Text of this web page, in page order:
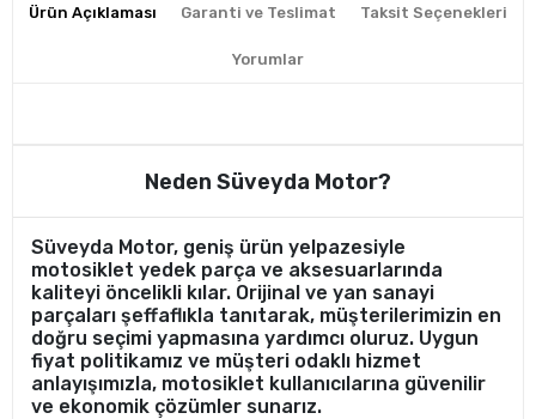
Ürün Açıklaması Garanti ve Teslimat Taksit Seçenekleri
Yorumlar
Neden Süveyda Motor?
Süveyda Motor, geniş ürün yelpazesiyle
motosiklet yedek parça ve aksesuarlarında
kaliteyi öncelikli kılar. Orijinal ve yan sanayi
parçaları şeffaflıkla tanıtarak, müşterilerimizin en
doğru seçimi yapmasına yardımcı oluruz. Uygun
fiyat politikamız ve müşteri odaklı hizmet
anlayışımızla, motosiklet kullanıcılarına güvenilir
ve ekonomik çözümler sunarız.